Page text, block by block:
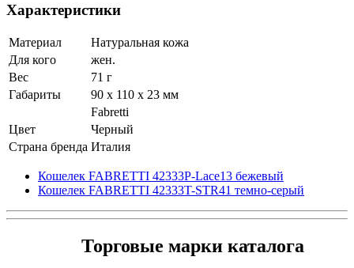
Характеристики
Материал
Натуральная кожа
Для кого
жен.
Вес
71 г
Габариты
90 x 110 x 23 мм
Fabretti
Цвет
Черный
Страна бренда Италия
Кошелек FABRETTI 42333P-Lace13 бежевый
Кошелек FABRETTI 42333T-STR41 темно-серый
Торговые марки каталога